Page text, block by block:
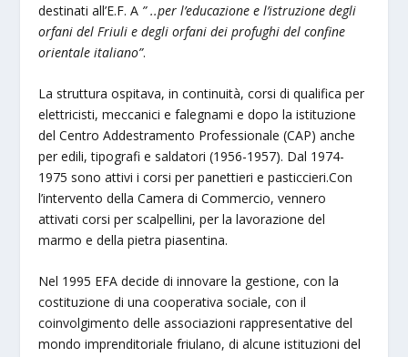
destinati all’E.F. A ” ..per l’educazione e l’istruzione degli
orfani del Friuli e degli orfani dei profughi del confine
orientale italiano”.
La struttura ospitava, in continuità, corsi di qualifica per
elettricisti, meccanici e falegnami e dopo la istituzione
del Centro Addestramento Professionale (CAP) anche
per edili, tipografi e saldatori (1956-1957). Dal 1974-
1975 sono attivi i corsi per panettieri e pasticcieri.Con
l’intervento della Camera di Commercio, vennero
attivati corsi per scalpellini, per la lavorazione del
marmo e della pietra piasentina.
Nel 1995 EFA decide di innovare la gestione, con la
costituzione di una cooperativa sociale, con il
coinvolgimento delle associazioni rappresentative del
mondo imprenditoriale friulano, di alcune istituzioni del